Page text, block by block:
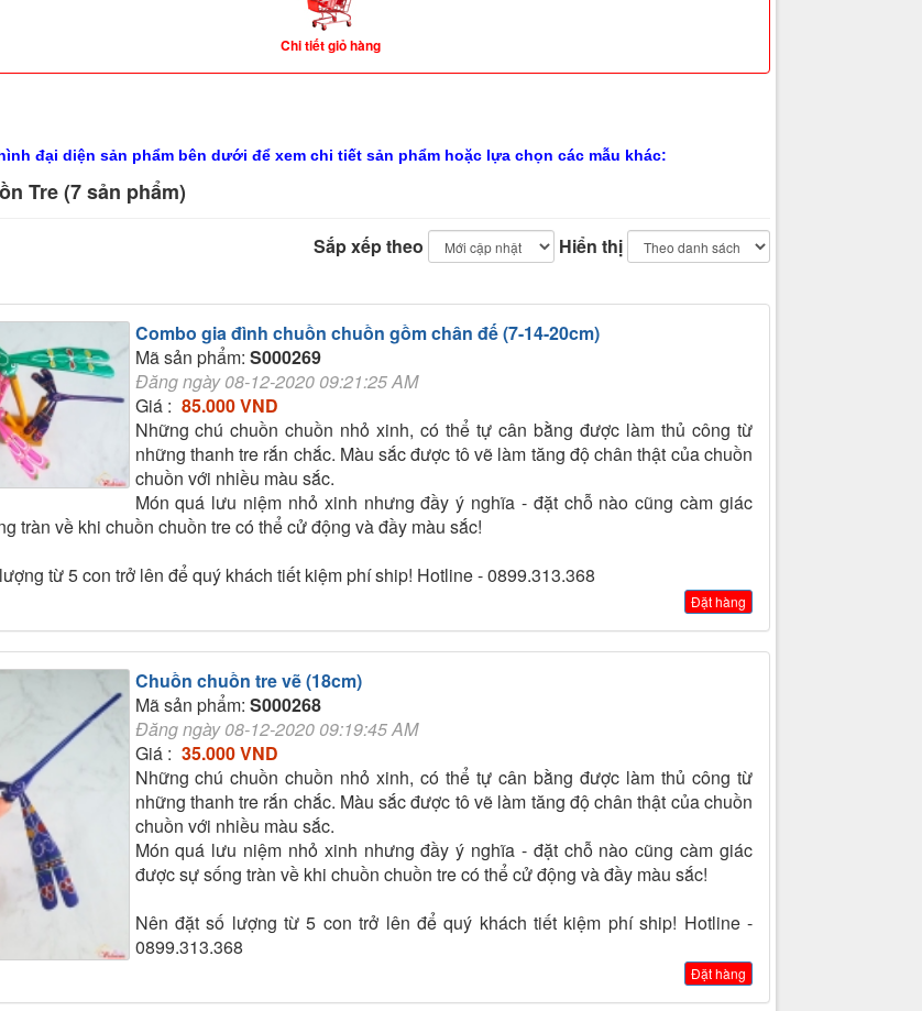
Chi tiết giỏ hàng
đại diện sản phẩm bên dưới để xem chi tiết sản phẩm hoặc lựa chọn các mẫu khác:
Tre (7 sản phẩm)
Sắp xếp theo Hiển thị
Combo gia đình chuồn chuồn gồm chân đế (7-14-20cm)
Mã sản phẩm: S000269
Đăng ngày 08-12-2020 09:21:25 AM
Giá : 85.000 VND
Những chú chuồn chuồn nhỏ xinh, có thể tự cân bằng được làm thủ công từ
những thanh tre rắn chắc. Màu sắc được tô vẽ làm tăng độ chân thật của chuồn
chuồn với nhiều màu sắc.
Món quá lưu niệm nhỏ xinh nhưng đầy ý nghĩa - đặt chỗ nào cũng càm giác
tràn về khi chuồn chuồn tre có thể cử động và đầy màu sắc!
từ 5 con trở lên để quý khách tiết kiệm phí ship! Hotline - 0899.313.368
Đặt hàng
Chuồn chuồn tre vẽ (18cm)
Mã sản phẩm: S000268
Đăng ngày 08-12-2020 09:19:45 AM
Giá : 35.000 VND
Những chú chuồn chuồn nhỏ xinh, có thể tự cân bằng được làm thủ công từ
những thanh tre rắn chắc. Màu sắc được tô vẽ làm tăng độ chân thật của chuồn
chuồn với nhiều màu sắc.
Món quá lưu niệm nhỏ xinh nhưng đầy ý nghĩa - đặt chỗ nào cũng càm giác
được sự sống tràn về khi chuồn chuồn tre có thể cử động và đầy màu sắc!
Nên đặt số lượng từ 5 con trở lên để quý khách tiết kiệm phí ship! Hotline -
0899.313.368
Đặt hàng